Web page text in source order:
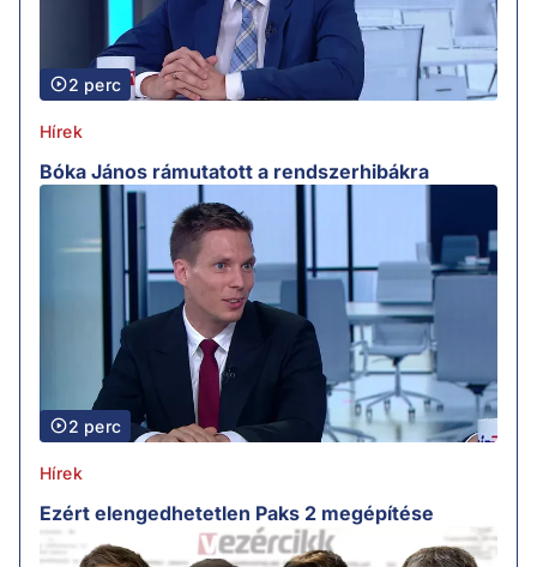
2 perc
Hírek
Bóka János rámutatott a rendszerhibákra
2 perc
Hírek
Ezért elengedhetetlen Paks 2 megépítése